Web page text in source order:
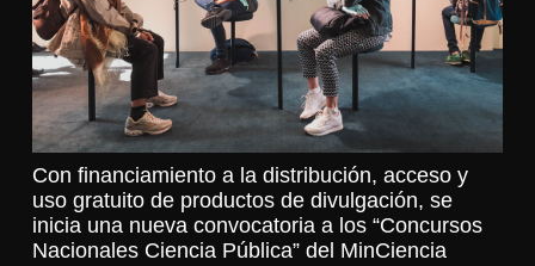
Con financiamiento a la distribución, acceso y
uso gratuito de productos de divulgación, se
inicia una nueva convocatoria a los “Concursos
Nacionales Ciencia Pública” del MinCiencia